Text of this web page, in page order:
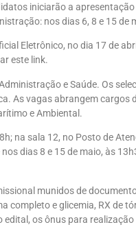
iniciarão a
nos dias 6, 8 e 15 de
Eletrônico, no dia 17 de
este link.
e Saúde. Os
As vagas abrangem cargos
e Ambiental.
na sala 12, no Posto de
dias 8 e 15 de maio, às
munidos de
completo e glicemia, RX de
os ônus para